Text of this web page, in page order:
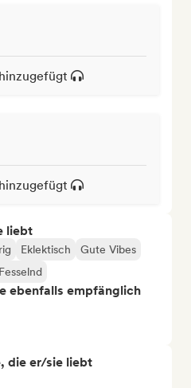
liebt
Eklektisch
Gute Vibes
Fesselnd
ebenfalls empfänglich
die er/sie liebt